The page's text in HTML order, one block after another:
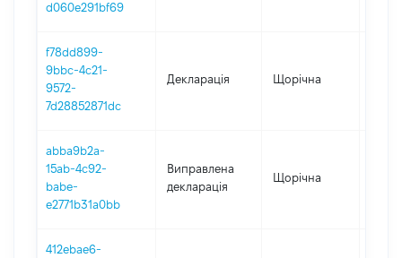
d060e291bf69
f78dd899-
9bbc-4c21-
9572-
7d28852871dc
Декларація Щорічна
abba9b2a-
15ab-4c92-
babe-
e2771b31a0bb
Виправлена
декларація
Щорічна
412ebae6-